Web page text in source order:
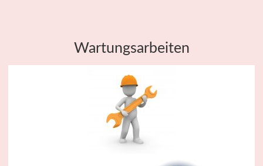
Wartungsarbeiten